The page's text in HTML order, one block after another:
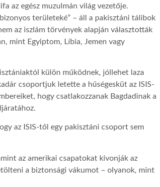
az egész muzulmán világ vezetője.
területeké” – áll a pakisztáni tálibok
az iszlám törvények alapján választották
mint Egyiptom, Líbia, Jemen vagy
külön működnek, jóllehet laza
csoportjuk letette a hűségesküt az ISIS-
hogy csatlakozzanak Bagdadinak a
az ISIS-től egy pakisztáni csoport sem
az amerikai csapatokat kivonják az
a biztonsági vákumot – olyanok, mint